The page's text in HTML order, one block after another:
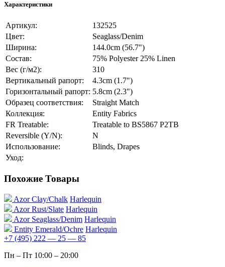
Характеристики
Артикул:
132525
Цвет:
Seaglass/Denim
Ширина:
144.0cm (56.7")
Состав:
75% Polyester 25% Linen
Вес (г/м2):
310
Вертикальный рапорт:
4.3cm (1.7")
Горизонтальный рапорт: 5.8cm (2.3")
Образец соответствия:
Straight Match
Коллекция:
Entity Fabrics
FR Treatable:
Treatable to BS5867 P2TB
Reversible (Y/N):
N
Использование:
Blinds, Drapes
Уход:
Похожие Товары
Azor Clay/Chalk Harlequin
Azor Rust/Slate Harlequin
Azor Seaglass/Denim Harlequin
Entity Emerald/Ochre Harlequin
+7 (495) 222 — 25 — 85
Пн – Пт 10:00 – 20:00